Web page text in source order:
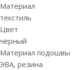
Материал
текстиль
Цвет
чёрный
Материал подошвы
ЭВА, резина